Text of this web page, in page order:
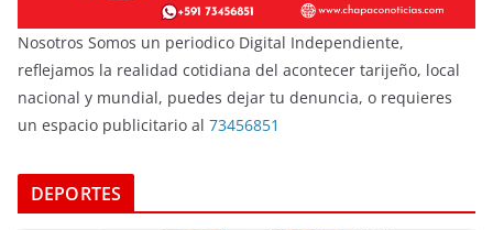
Nosotros Somos un periodico Digital Independiente,
reflejamos la realidad cotidiana del acontecer tarijeño, local
nacional y mundial, puedes dejar tu denuncia, o requieres
un espacio publicitario al 73456851
DEPORTES